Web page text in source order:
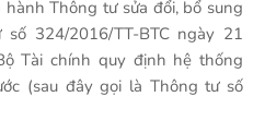
Thông tư sửa đổi, bổ sung
324/2016/TT-BTC ngày 21
Tài chính quy định hệ thống
(sau đây gọi là Thông tư số